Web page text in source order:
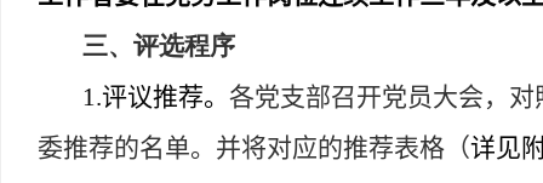
三、评选程序
1.评议推荐。各党支部召开党员大会，
委推荐的名单。并将对应的推荐表格（详见